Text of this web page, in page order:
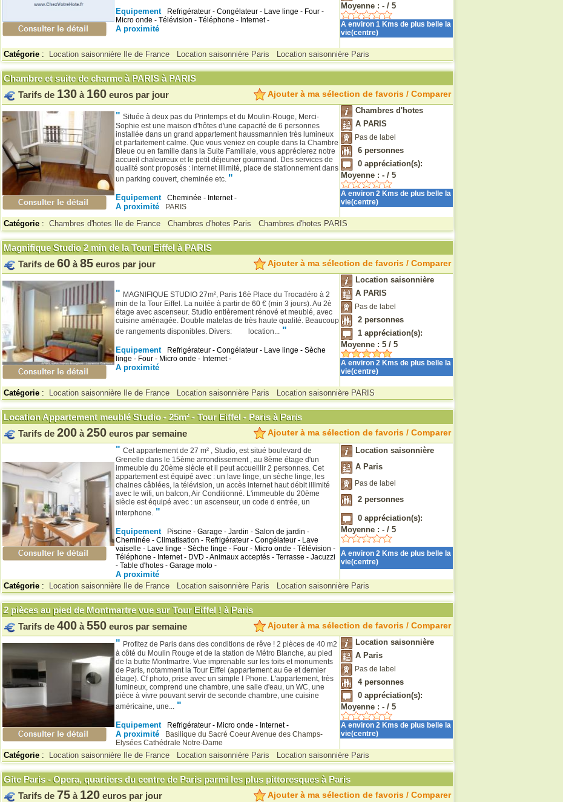
Equipement
Refrigérateur - Congélateur - Lave linge - Four -
Micro onde - Télévision - Téléphone - Internet -
A proximité
Moyenne : -/ 5
A environ 1 Kms de plus belle la
vie(centre)
Catégorie : Location saisonnière Ile de France Location saisonnière Paris Location saisonnière Paris
Chambre et suite de charme à PARIS à PARIS
Tarifs de 130 à 160 euros par jour Ajouter à ma sélection de favoris / Comparer
" Située à deux pas du Printemps et du Moulin-Rouge, Merci-
Sophie est une maison d'hôtes d'une capacité de 6 personnes
installée dans un grand appartement haussmannien très lumineux
et parfaitement calme. Que vous veniez en couple dans la Chambre
Bleue ou en famille dans la Suite Familiale, vous apprécierez notre
accueil chaleureux et le petit déjeuner gourmand. Des services de
qualité sont proposés : internet illimité, place de stationnement dans
un parking couvert, cheminée etc. "
Equipement Cheminée - Internet -
A proximité PARIS
Chambres d'hotes
A PARIS
Pas de label
6 personnes
0appréciation(s):
Moyenne : -/ 5
A environ 2 Kms de plus belle la
vie(centre)
Catégorie : Chambres d'hotes Ile de France Chambres d'hotes Paris Chambres d'hotes PARIS
Magnifique Studio 2 min de la Tour Eiffel à PARIS
Tarifs de 60 à 85 euros par jour Ajouter à ma sélection de favoris / Comparer
" MAGNIFIQUE STUDIO 27m², Paris 16è Place du Trocadéro à 2
min de la Tour Eiffel. La nuitée à partir de 60 € (min 3 jours). Au 2è
étage avec ascenseur. Studio entièrement rénové et meublé, avec
cuisine aménagée. Double matelas de très haute qualité. Beaucoup
de rangements disponibles. Divers: location... "
Equipement
Refrigérateur - Congélateur - Lave linge - Sèche
linge - Four - Micro onde - Internet -
A proximité
Location saisonnière
A PARIS
Pas de label
2 personnes
1appréciation(s):
Moyenne : 5/ 5
A environ 2 Kms de plus belle la
vie(centre)
Catégorie : Location saisonnière Ile de France Location saisonnière Paris Location saisonnière PARIS
Location Appartement meublé Studio - 25m² - Tour Eiffel - Paris à Paris
Tarifs de 200 à 250 euros par semaine Ajouter à ma sélection de favoris / Comparer
" Cet appartement de 27 m² , Studio, est situé boulevard de
Grenelle dans le 15ème arrondissement , au 8ème étage d'un
immeuble du 20ème siècle et il peut accueillir 2 personnes. Cet
appartement est équipé avec : un lave linge, un sèche linge, les
chaines câblées, la télévision, un accès internet haut débit illimité
avec le wifi, un balcon, Air Conditionné. L'immeuble du 20ème
siècle est équipé avec : un ascenseur, un code d entrée, un
interphone. "
Equipement
Piscine - Garage - Jardin - Salon de jardin -
Cheminée - Climatisation - Refrigérateur - Congélateur - Lave
vaiselle - Lave linge - Sèche linge - Four - Micro onde - Télévision -
Téléphone - Internet - DVD - Animaux acceptés - Terrasse - Jacuzzi
- Table d'hotes - Garage moto -
A proximité
Location saisonnière
A Paris
Pas de label
2 personnes
0appréciation(s):
Moyenne : -/ 5
A environ 2 Kms de plus belle la
vie(centre)
Catégorie : Location saisonnière Ile de France Location saisonnière Paris Location saisonnière Paris
2 pièces au pied de Montmartre vue sur Tour Eiffel ! à Paris
Tarifs de 400 à 550 euros par semaine Ajouter à ma sélection de favoris / Comparer
" Profitez de Paris dans des conditions de rêve ! 2 pièces de 40 m2
à côté du Moulin Rouge et de la station de Métro Blanche, au pied
de la butte Montmartre. Vue imprenable sur les toits et monuments
de Paris, notamment la Tour Eiffel (appartement au 6e et dernier
étage). Cf photo, prise avec un simple I Phone. L'appartement, très
lumineux, comprend une chambre, une salle d'eau, un WC, une
pièce à vivre pouvant servir de seconde chambre, une cuisine
américaine, une... "
Equipement Refrigérateur - Micro onde - Internet -
A proximité Basilique du Sacré CoeurAvenue des Champs-
Elysées Cathédrale Notre-Dame
Location saisonnière
A Paris
Pas de label
4 personnes
0appréciation(s):
Moyenne : -/ 5
A environ 2 Kms de plus belle la
vie(centre)
Catégorie : Location saisonnière Ile de France Location saisonnière Paris Location saisonnière Paris
Gite Paris - Opera, quartiers du centre de Paris parmi les plus pittoresques à Paris
Tarifs de 75 à 120 euros par jour Ajouter à ma sélection de favoris / Comparer